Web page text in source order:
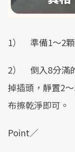
1） 準備1～2顆
2） 倒入8分滿
掉插頭，靜置2
布擦乾淨即可。
Point／